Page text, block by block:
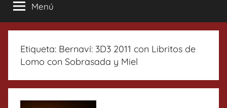
Menú
Etiqueta: Bernaví: 3D3 2011 con Libritos de
Lomo con Sobrasada y Miel